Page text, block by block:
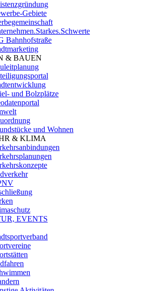
Gebiete
Bahnhofstraße
& BAUEN
und Bolzplätze
und Wohnen
& KLIMA
EVENTS